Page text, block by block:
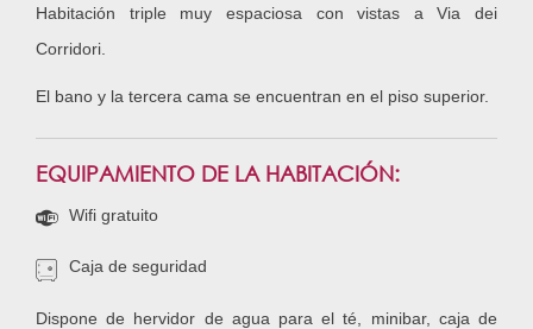
Habitación triple muy espaciosa con vistas a Via dei
Corridori.
El bano y la tercera cama se encuentran en el piso superior.
EQUIPAMIENTO DE LA HABITACIÓN:
Wifi gratuito
Caja de seguridad
Dispone de hervidor de agua para el té, minibar, caja de